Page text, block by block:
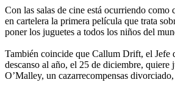
Con las salas de cine está ocurriendo
en cartelera la primera película que trata
poner los juguetes a todos los niños del
También coincide que Callum Drift, el Jefe
descanso al año, el 25 de diciembre,
O’Malley, un cazarrecompensas